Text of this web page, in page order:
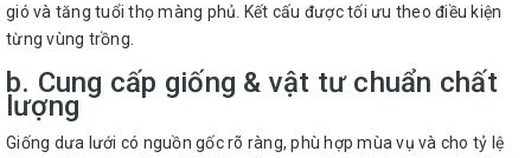
gió và tăng tuổi thọ màng phủ. Kết cấu được tối ưu theo điều kiện
từng vùng trồng.
b. Cung cấp giống & vật tư chuẩn chất
lượng
Giống dưa lưới có nguồn gốc rõ ràng, phù hợp mùa vụ và cho tỷ lệ